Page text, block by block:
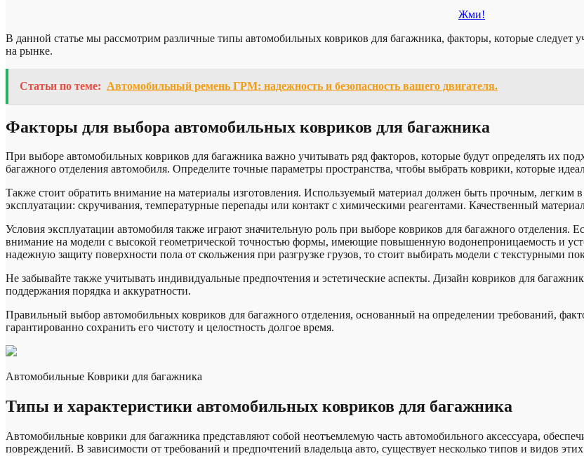
Жми!
В данной статье мы рассмотрим различные типы автомобильных ковриков для багажника, факторы, которые
на рынке.
Статьи по теме: Автомобильный ремень ГРМ: надежность и безопасность вашего двигателя.
Факторы для выбора автомобильных ковриков для багажника
При выборе автомобильных ковриков для багажника важно учитывать ряд факторов, которые будут определять их
багажного отделения автомобиля. Определите точные параметры пространства, чтобы выбрать коврики, которые
Также стоит обратить внимание на материалы изготовления. Используемый материал должен быть прочным, легким
эксплуатации: скручивания, температурные перепады или контакт с химическими реагентами. Качественный
Условия эксплуатации автомобиля также играют значительную роль при выборе ковриков для багажного отделения.
внимание на модели с высокой геометрической точностью формы, имеющие повышенную водонепроницаемость и
надежную защиту поверхности пола от скольжения при разгрузке грузов, то стоит выбирать модели с текстурными
Не забывайте также учитывать индивидуальные предпочтения и эстетические аспекты. Дизайн ковриков для
поддержания порядка и аккуратности.
Правильный выбор автомобильных ковриков для багажного отделения, основанный на определении требований,
гарантированно сохранить его чистоту и целостность долгое время.
Автомобильные Коврики для багажника
Типы и характеристики автомобильных ковриков для багажника
Автомобильные коврики для багажника представляют собой неотъемлемую часть автомобильного аксессуара,
повреждений. В зависимости от требований и предпочтений владельца авто, существует несколько типов и видов